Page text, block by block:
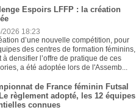
Espoirs LFFP : la création
2026 18:23
d’une nouvelle compétition, pour
des centres de formation féminins,
à densifier l’offre de pratique de ces
a été adoptée lors de l'Assemb...
de France féminin Futsal
règlement adopté, les 12 équipes
connues